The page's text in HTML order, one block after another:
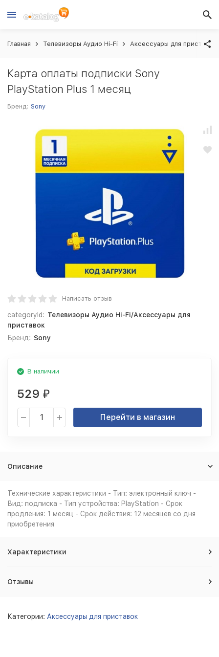
Главная Телевизоры Аудио Hi-Fi Аксессуары для приставок
Карта оплаты подписки Sony
PlayStation Plus 1 месяц
Бренд: Sony
Написать отзыв
categoryId: Телевизоры Аудио Hi-Fi/Аксессуары для
приставок
Бренд: Sony
В наличии
529 ₽
Перейти в магазин
Описание
Технические характеристики - Тип: электронный ключ -
Вид: подписка - Тип устройства: PlayStation - Срок
продления: 1 месяц - Срок действия: 12 месяцев со дня
приобретения
Характеристики
Отзывы
Категории: Аксессуары для приставок